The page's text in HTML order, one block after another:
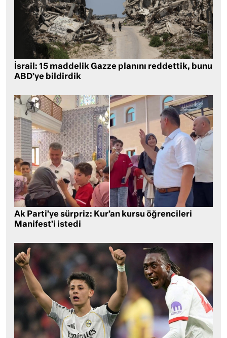
İsrail: 15 maddelik Gazze planını reddettik, bunu
ABD’ye bildirdik
Ak Parti’ye sürpriz: Kur’an kursu öğrencileri
Manifest’i istedi